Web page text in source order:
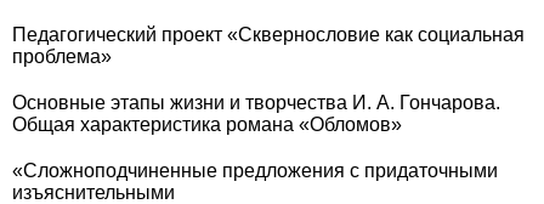
Педагогический проект «Сквернословие как социальная
проблема»
Основные этапы жизни и творчества И. А. Гончарова.
Общая характеристика романа «Обломов»
«Сложноподчиненные предложения с придаточными
изъяснительными